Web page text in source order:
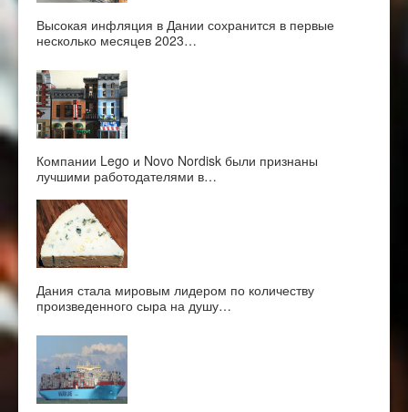
Высокая инфляция в Дании сохранится в первые
несколько месяцев 2023…
Компании Lego и Novo Nordisk были признаны
лучшими работодателями в…
Дания стала мировым лидером по количеству
произведенного сыра на душу…